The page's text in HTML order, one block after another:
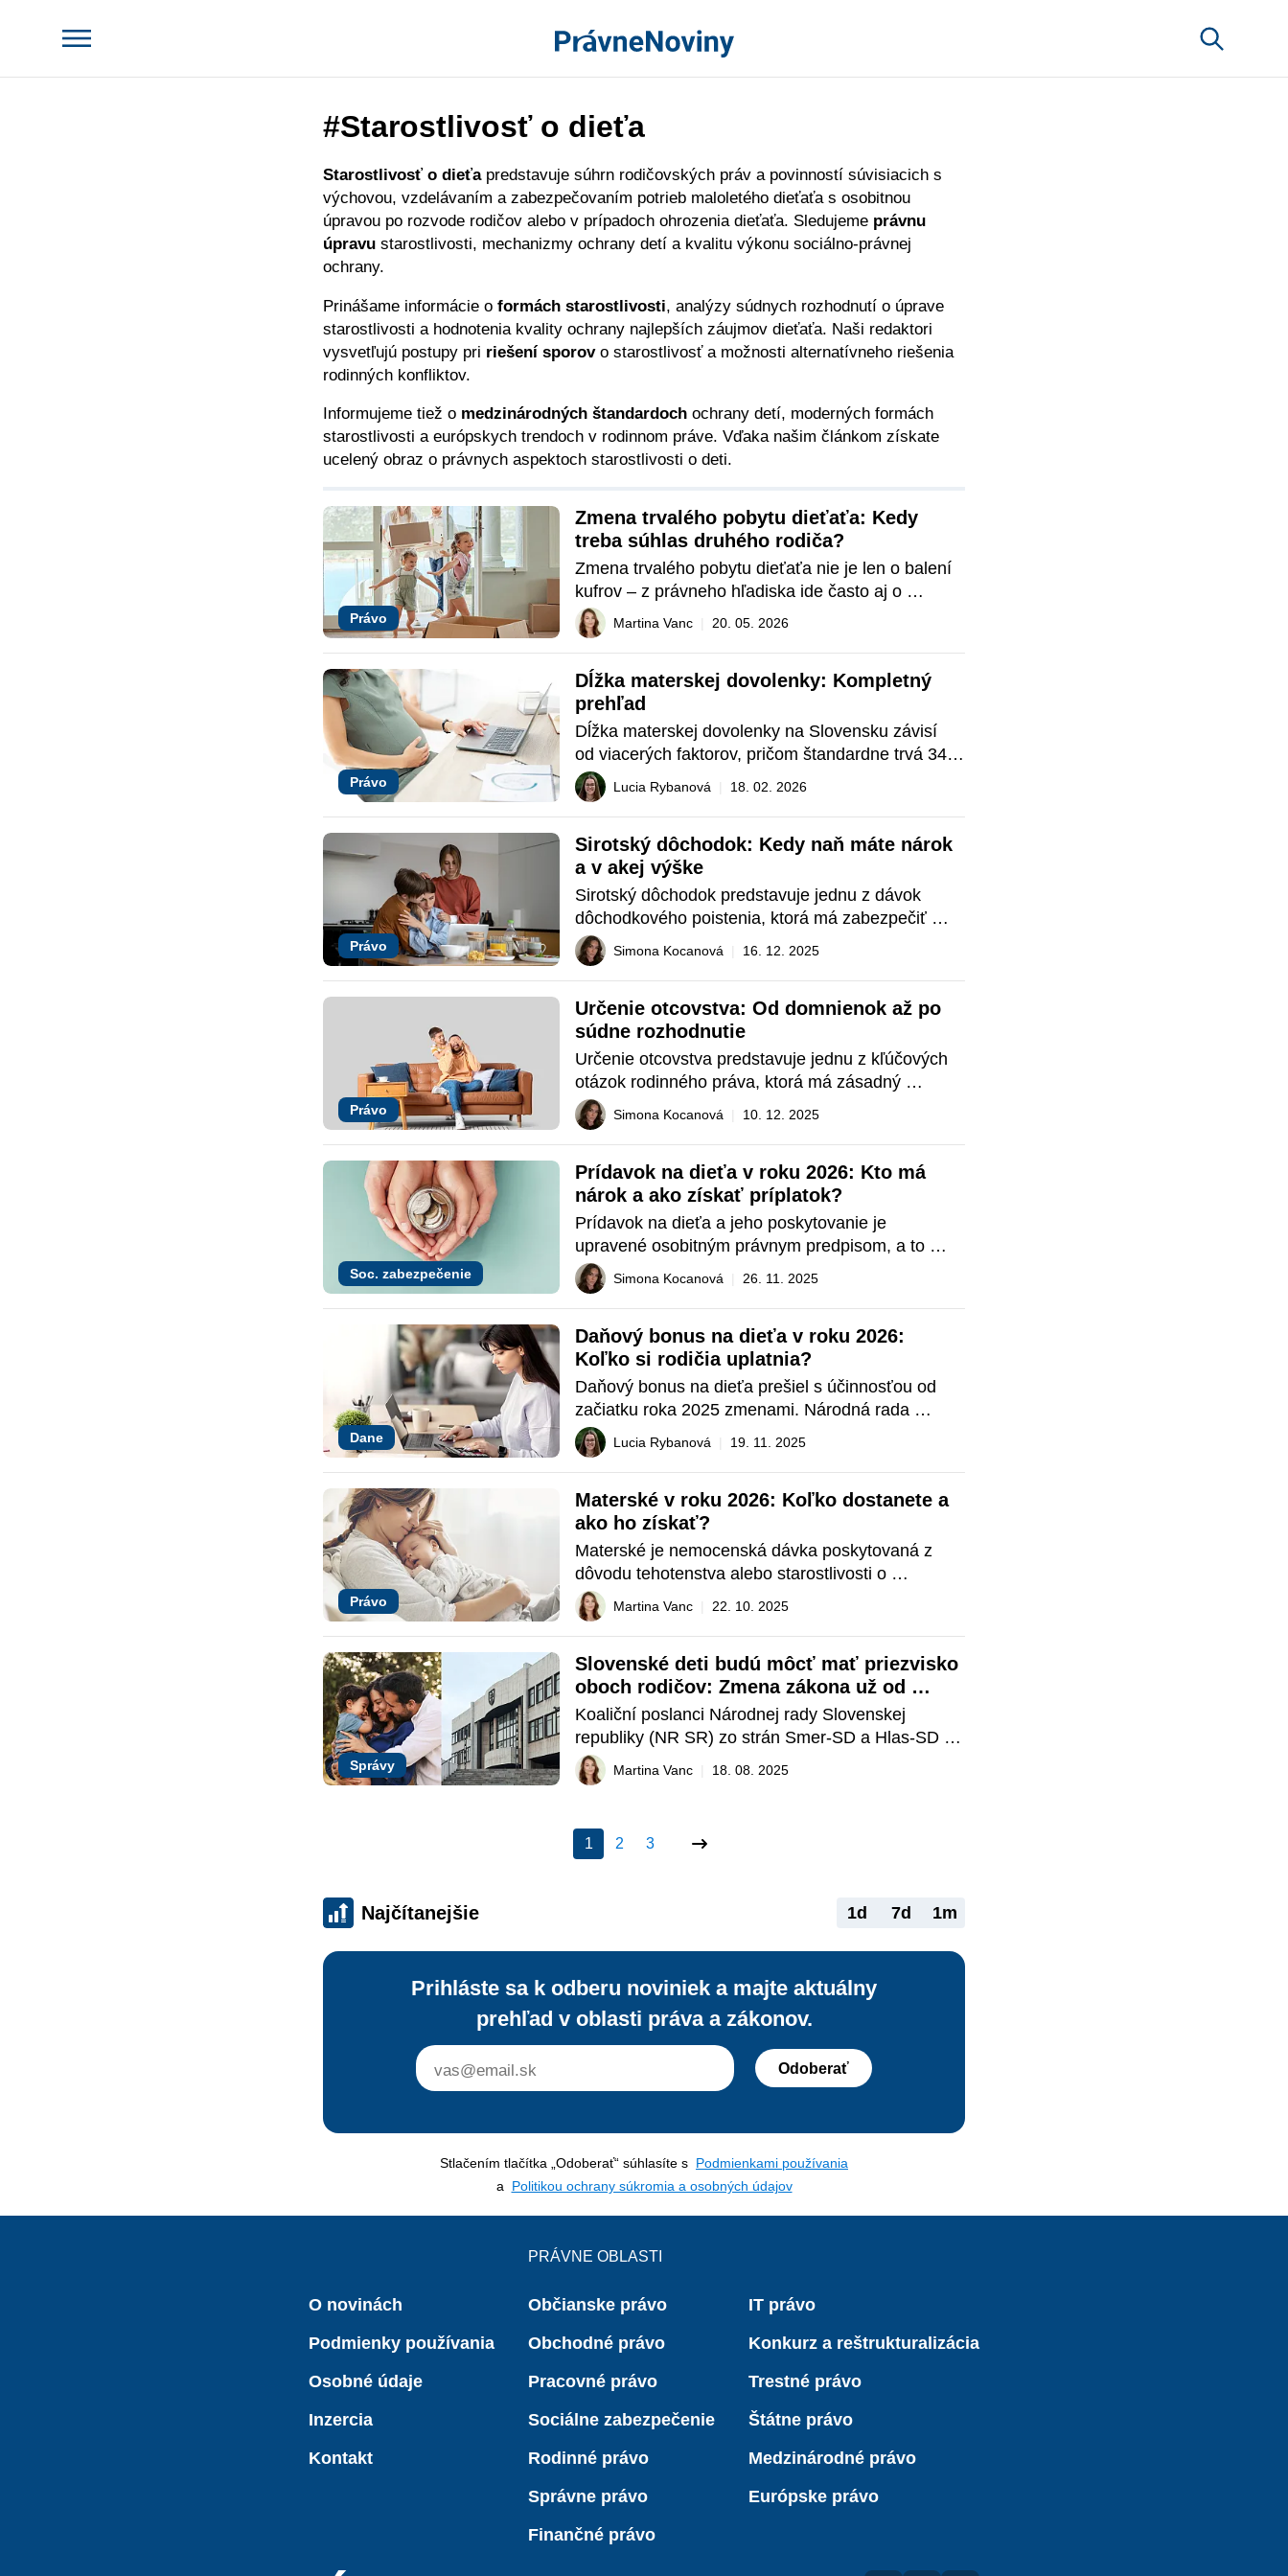
#Starostlivosť o dieťa
Starostlivosť o dieťapredstavuje súhrn rodičovských práv a povinností súvisiacich s
výchovou, vzdelávaním a zabezpečovaním potrieb maloletého dieťaťa s osobitnou
úpravou po rozvode rodičov alebo v prípadoch ohrozenia dieťaťa. Sledujeme právnu
úpravu starostlivosti, mechanizmy ochrany detí a kvalitu výkonu sociálno-právnej
ochrany.
Prinášame informácie o formách starostlivosti , analýzy súdnych rozhodnutí o úprave
starostlivosti a hodnotenia kvality ochrany najlepších záujmov dieťaťa. Naši redaktori
vysvetľujú postupy pri riešení sporovo starostlivosť a možnosti alternatívneho riešenia
rodinných konfliktov.
Informujeme tiež o medzinárodných štandardoch ochrany detí, moderných formách
starostlivosti a európskych trendoch v rodinnom práve. Vďaka našim článkom získate
ucelený obraz o právnych aspektoch starostlivosti o deti.
Právo
Zmena trvalého pobytu dieťaťa: Kedy
treba súhlas druhého rodiča?
Zmena trvalého pobytu dieťaťa nie je len o balení
kufrov – z právneho hľadiska ide často aj o
významnú zmenu v jeho živote, ktorá si vyžaduje
súčinnosť oboch rodičov Zmena trvalého pobytu
dieťaťa V tomto článku sa pozrieme na to, kto
môže nahlásiť
Martina Vanc 20. 05. 2026
Právo
Dĺžka materskej dovolenky: Kompletný
prehľad
Dĺžka materskej dovolenky na Slovensku závisí
od viacerých faktorov, pričom štandardne trvá 34
týždňov, avšak v niektorých prípadoch môže byť
kratšia alebo sa predĺžiť až na 43 týždňov. Počas
tohto obdobia má poistenec nárok na d&aac
Lucia Rybanová 18. 02. 2026
Právo
Sirotský dôchodok: Kedy naň máte nárok
a v akej výške
Sirotský dôchodok predstavuje jednu z dávok
dôchodkového poistenia, ktorá má zabezpečiť
materiálnu ochranu nezaopatrených detí po smrti
ich rodiča alebo osvojiteľa. Ide o významný prvok
sociálneho zabezpečenia, ktorého cieľom je
vykompenzovať stratu príjmu zosnu
Simona Kocanová 16. 12. 2025
Právo
Určenie otcovstva: Od domnienok až po
súdne rozhodnutie
Určenie otcovstva predstavuje jednu z kľúčových
otázok rodinného práva, ktorá má zásadný
význam tak pre postavenie dieťaťa, ako aj pre
samotných rodičov. Ide o statusovú otázku, z
ktorej vyplývajú rozsiahle osobné i majetkové
práva a povinnosti
Simona Kocanová 10. 12. 2025
Soc. zabezpečenie
Prídavok na dieťa v roku 2026: Kto má
nárok a ako získať príplatok?
Prídavok na dieťa a jeho poskytovanie je
upravené osobitným právnym predpisom, a to
zákonom o prídavku na dieťa. Je však potrebné
poukázať aj na ďalšie právne predpisy, ktoré
súvisia s prídavkom na dieťa, pričom ide najmä o:
Zákon o rodičovskom prí
Simona Kocanová 26. 11. 2025
Dane
Daňový bonus na dieťa v roku 2026:
Koľko si rodičia uplatnia?
Daňový bonus na dieťa prešiel s účinnosťou od
začiatku roka 2025 zmenami. Národná rada
Slovenskej republiky schválila 18. októbra 2024
zákon č. 278/2024 Z. z. ktorým sa menia a
dopĺňajú niektoré zákony v súvislosti s ďalším
zlepšovaním
Lucia Rybanová 19. 11. 2025
Právo
Materské v roku 2026: Koľko dostanete a
ako ho získať?
Materské je nemocenská dávka poskytovaná z
dôvodu tehotenstva alebo starostlivosti o
narodené dieťa. Predstavuje dôležitú formu
finančnej podpory, ktorá pomáha matkám či iným
oprávneným osobám počas obdobia, keď sa
naplno venujú starostlivosti o dieťa. T&
Martina Vanc 22. 10. 2025
Správy
Slovenské deti budú môcť mať priezvisko
oboch rodičov: Zmena zákona už od
budúceho roka
Koaliční poslanci Národnej rady Slovenskej
republiky (NR SR) zo strán Smer-SD a Hlas-SD
predložili novelu zákona o mene a priezvisku,
ktorá prináša významné zmeny pri určovaní
umožniť, aby deti mali priezvisko oboch rodičov, n
Martina Vanc 18. 08. 2025
1 2 3
Najčítanejšie 1d 7d 1m
Prihláste sa k odberu noviniek a majte aktuálny
prehľad v oblasti práva a zákonov.
Odoberať
Stlačením tlačítka „Odoberať“ súhlasíte s Podmienkami používania
a Politikou ochrany súkromia a osobných údajov
O novinách
Podmienky používania
Osobné údaje
Inzercia
Kontakt
PRÁVNE OBLASTI
Občianske právo
Obchodné právo
Pracovné právo
Sociálne zabezpečenie
Rodinné právo
Správne právo
Finančné právo
IT právo
Konkurz a reštrukturalizácia
Trestné právo
Štátne právo
Medzinárodné právo
Európske právo